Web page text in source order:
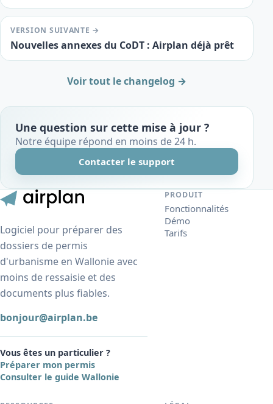
VERSION SUIVANTE →
Nouvelles annexes du CoDT : Airplan déjà prêt
Voir tout le changelog →
Une question sur cette mise à jour ?
Notre équipe répond en moins de 24 h.
Contacter le support
Logiciel pour préparer des
dossiers de permis
d'urbanisme en Wallonie avec
moins de ressaisie et des
documents plus fiables.
bonjour@airplan.be
Vous êtes un particulier ?
Préparer mon permis
Consulter le guide Wallonie
PRODUIT
Fonctionnalités
Démo
Tarifs